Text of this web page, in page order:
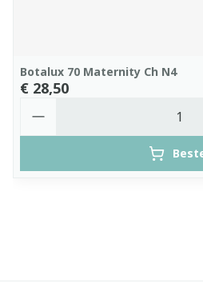
Botalux 70 Maternity Ch N4
€ 28,50